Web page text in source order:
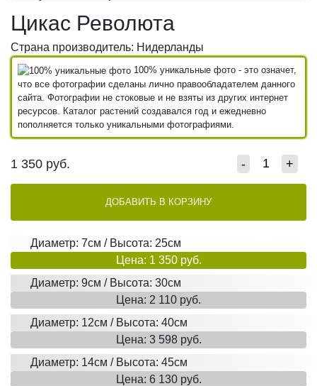
Цикас Революта
Страна производитель: Нидерланды
100% уникальные фото - это означет,
что все фотографии сделаны лично правообладателем данного
сайта. Фотографии не стоковые и не взяты из других интернет
ресурсов. Каталог растений создавался год и ежедневно
пополняется только уникальными фотографиями.
1 350 руб. - +
ДОБАВИТЬ В КОРЗИНУ
Диаметр: 7см / Высота: 25см
Цена: 1 350 руб.
Диаметр: 9см / Высота: 30см
Цена: 2 110 руб.
Диаметр: 12см / Высота: 40см
Цена: 3 598 руб.
Диаметр: 14см / Высота: 45см
Цена: 6 130 руб.